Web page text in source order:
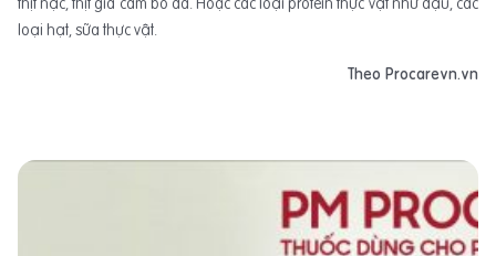
loại hạt, sữa thực vật.
Theo Procarevn.vn